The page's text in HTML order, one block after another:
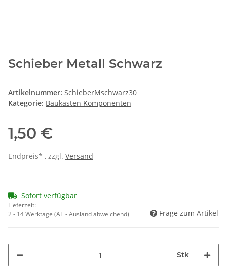
Schieber Metall Schwarz
Artikelnummer: SchieberMschwarz30
Kategorie: Baukasten Komponenten
1,50 €
Endpreis* , zzgl. Versand
Sofort verfügbar
Lieferzeit:
2 - 14 Werktage (AT - Ausland abweichend) Frage zum Artikel
Stk